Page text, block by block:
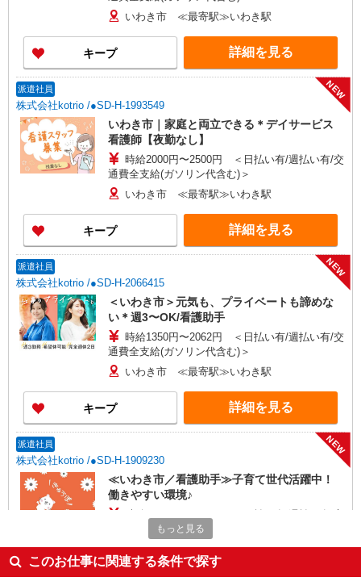
いわき市 ≪最寄駅≫いわき駅
キープ 詳細を見る
派遣社員
株式会社kotrio /●SD-H-1993549
NEW
いわき市｜家庭と両立できる＊デイサービス
看護師【夜勤なし】
時給2000円〜2500円 ＜日払い有/週払い有/交
通費全支給(ガソリン代含む)＞
いわき市 ≪最寄駅≫いわき駅
キープ 詳細を見る
派遣社員
株式会社kotrio /●SD-H-2066415
NEW
＜いわき市＞元気も、プライベートも諦めな
い＊週3〜OK/看護助手
時給1350円〜2062円 ＜日払い有/週払い有/交
通費全支給(ガソリン代含む)＞
いわき市 ≪最寄駅≫いわき駅
キープ 詳細を見る
派遣社員
株式会社kotrio /●SD-H-1909230
NEW
≪いわき市／看護助手≫子育て世代活躍中！
働きやすい環境♪
通費全支給(ガソリン代含む)＞
いわき市 ≪最寄駅≫いわき駅
もっと見る
このお仕事に関連する条件で探す